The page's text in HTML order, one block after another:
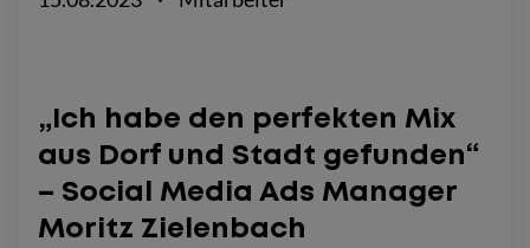
„Ich habe den perfekten Mix
aus Dorf und Stadt gefunden“
– Social Media Ads Manager
Moritz Zielenbach